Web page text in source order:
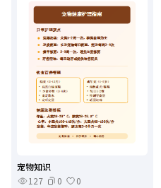
宠物知识
127
0
0